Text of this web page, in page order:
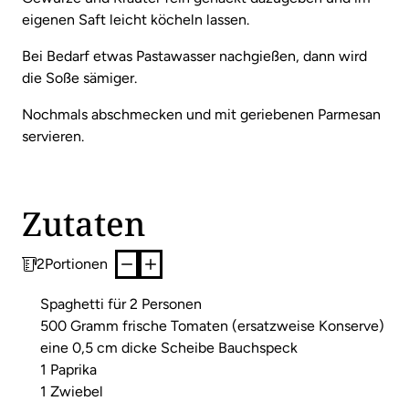
eigenen Saft leicht köcheln lassen.
Bei Bedarf etwas Pastawasser nachgießen, dann wird
die Soße sämiger.
Nochmals abschmecken und mit geriebenen Parmesan
servieren.
Zutaten
2Portionen
Spaghetti für 2 Personen
500 Gramm frische Tomaten (ersatzweise Konserve)
eine 0,5 cm dicke Scheibe Bauchspeck
1 Paprika
1 Zwiebel